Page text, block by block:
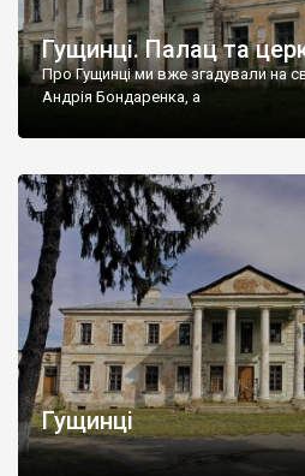
Гущинці. Палац та
Про Гущинці ми вже згадували на
Андрія Бондаренка, а
Гущинці